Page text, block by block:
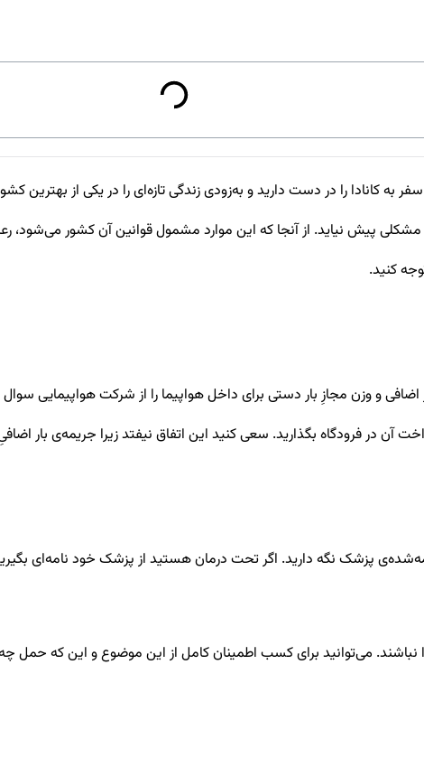
به کانادا را در دست دارید و به‌زودی زندگی تازه‌ای را در یکی از
مشکلی پیش نیاید. از آنجا که این موارد مشمول قوانین آن کشور می‌شود،
کنید.
و وزن مجازِ بار دستی برای داخل هواپیما را از شرکت هواپیمایی
آن در فرودگاه بگذارید. سعی کنید این اتفاق نیفتد زیرا جریمه‌ی بار
پزشک نگه دارید. اگر تحت درمان هستید از پزشک خود نامه‌ای بگیرید
نباشند. می‌توانید برای کسب اطمینان کامل از این موضوع و این که حمل